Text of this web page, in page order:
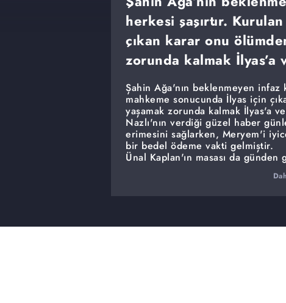
herkesi şaşırtır.
çıkan karar onu
zorunda kalmak
Şahin Ağa'nın beklenmeyen infaz
mahkeme sonucunda İlyas için
yaşamak zorunda kalmak İlyas'a
Nazlı'nın verdiği güzel haber
erimesini sağlarken, Meryem'i
bir bedel ödeme vakti gelmiştir.
Ünal Kaplan'ın masası da
masaya oturan veliahtların içi
fertleri de bu ateşi harlamaktan